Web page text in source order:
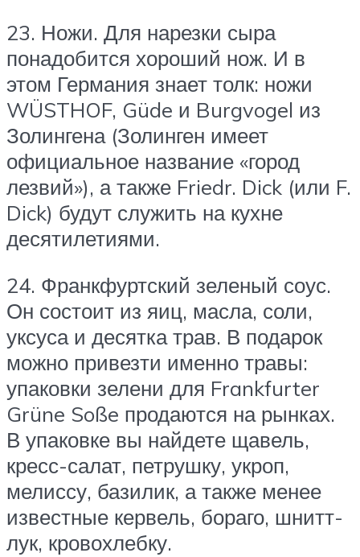
23. Ножи. Для нарезки сыра
понадобится хороший нож. И в
этом Германия знает толк: ножи
WÜSTHOF, Güde и Burgvogel из
Золингена (Золинген имеет
официальное название «город
лезвий»), а также Friedr. Dick (или F.
Dick) будут служить на кухне
десятилетиями.
24. Франкфуртский зеленый соус.
Он состоит из яиц, масла, соли,
уксуса и десятка трав. В подарок
можно привезти именно травы:
упаковки зелени для Frankfurter
Grüne Soße продаются на рынках.
В упаковке вы найдете щавель,
кресс-салат, петрушку, укроп,
мелиссу, базилик, а также менее
известные кервель, бораго, шнитт-
лук, кровохлебку.